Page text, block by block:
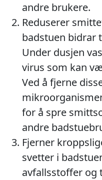
andre brukere.
Reduserer
badstuen bidrar
Under dusjen
virus som kan
Ved å fjerne
for å spre
andre
Fjerner
svetter i
avfallsstoffer og